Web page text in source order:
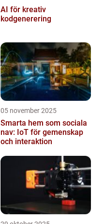
AI för kreativ
kodgenerering
05 november 2025
Smarta hem som sociala
nav: IoT för gemenskap
och interaktion